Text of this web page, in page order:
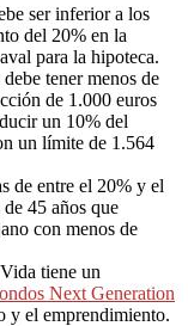
ser inferior a los
del 20% en la
para la hipoteca.
tener menos de
de 1.000 euros
un 10% del
un límite de 1.564
de entre el 20% y el
45 años que
con menos de
tiene un
Next Generation
y el emprendimiento.